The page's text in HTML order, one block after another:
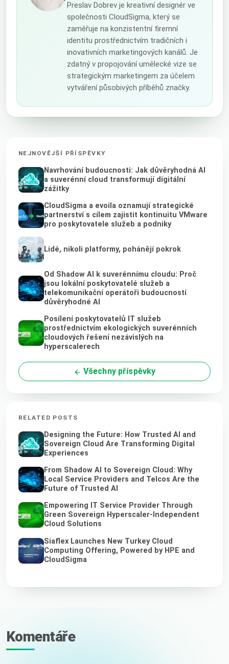
Preslav Dobrev je kreativní designér ve
společnosti CloudSigma, který se
zaměřuje na konzistentní firemní
identitu prostřednictvím tradičních i
inovativních marketingových kanálů. Je
zdatný v propojování umělecké vize se
strategickým marketingem za účelem
vytváření působivých příběhů značky.
NEJNOVĚJŠÍ PŘÍSPĚVKY
Navrhování budoucnosti: Jak důvěryhodná AI
a suverénní cloud transformují digitální
zážitky
CloudSigma a evoila oznamují strategické
partnerství s cílem zajistit kontinuitu VMware
pro poskytovatele služeb a podniky
Lidé, nikoli platformy, pohánějí pokrok
Od Shadow AI k suverénnímu cloudu: Proč
jsou lokální poskytovatelé služeb a
telekomunikační operátoři budoucností
důvěryhodné AI
Posílení poskytovatelů IT služeb
prostřednictvím ekologických suverénních
cloudových řešení nezávislých na
hyperscalerech
Všechny příspěvky
RELATED POSTS
Designing the Future: How Trusted AI and
Sovereign Cloud Are Transforming Digital
Experiences
From Shadow AI to Sovereign Cloud: Why
Local Service Providers and Telcos Are the
Future of Trusted AI
Empowering IT Service Provider Through
Green Sovereign Hyperscaler-Independent
Cloud Solutions
Siaflex Launches New Turkey Cloud
Computing Offering, Powered by HPE and
CloudSigma
Komentáře